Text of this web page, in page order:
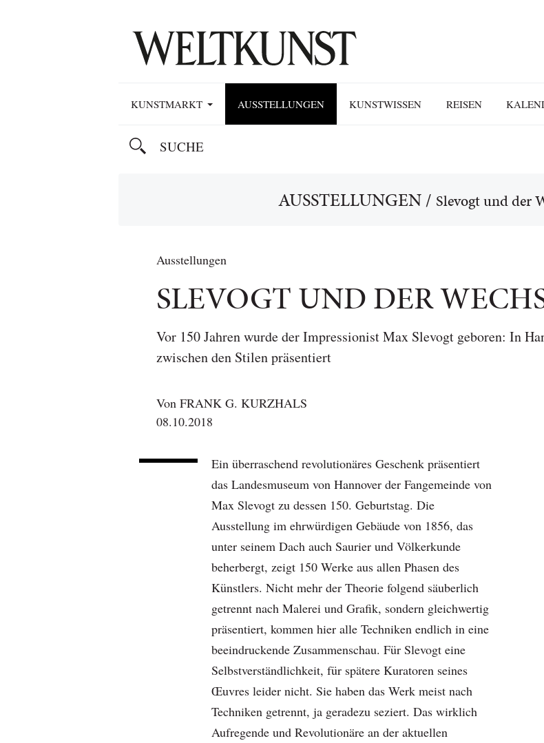
KUNSTMARKT AUSSTELLUNGEN KUNSTWISSEN REISEN
AUSSTELLUNGEN/ Slevogt und der
Ausstellungen
SLEVOGT UND DER
Vor 150 Jahren wurde der Impressionist Max Slevogt geboren: In
zwischen den Stilen präsentiert
Von FRANK G. KURZHALS
08.10.2018
Ein überraschend revolutionäres Geschenk präsentiert
das Landesmuseum von Hannover der Fangemeinde von
Max Slevogt zu dessen 150. Geburtstag. Die
Ausstellung im ehrwürdigen Gebäude von 1856, das
unter seinem Dach auch Saurier und Völkerkunde
beherbergt, zeigt 150 Werke aus allen Phasen des
Künstlers. Nicht mehr der Theorie folgend säuberlich
getrennt nach Malerei und Grafik, sondern gleichwertig
präsentiert, kommen hier alle Techniken endlich in eine
beeindruckende Zusammenschau. Für Slevogt eine
Selbstverständlichkeit, für spätere Kuratoren seines
Œuvres leider nicht. Sie haben das Werk meist nach
Techniken getrennt, ja geradezu seziert. Das wirklich
Aufregende und Revolutionäre an der aktuellen